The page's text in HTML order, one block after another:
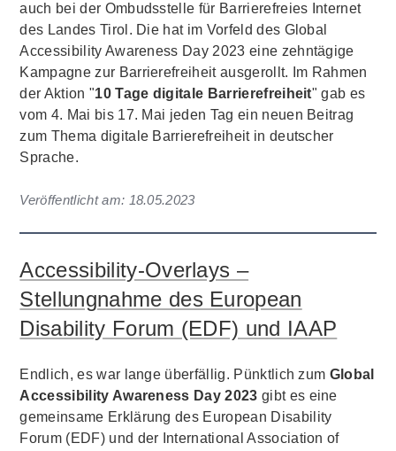
auch bei der Ombudsstelle für Barrierefreies Internet
des Landes Tirol. Die hat im Vorfeld des Global
Accessibility Awareness Day 2023 eine zehntägige
Kampagne zur Barrierefreiheit ausgerollt. Im Rahmen
der Aktion "10 Tage digitale Barrierefreiheit" gab es
vom 4. Mai bis 17. Mai jeden Tag ein neuen Beitrag
zum Thema digitale Barrierefreiheit in deutscher
Sprache.
Veröffentlicht am: 18.05.2023
Accessibility-Overlays –
Stellungnahme des European
Disability Forum (EDF) und IAAP
Endlich, es war lange überfällig. Pünktlich zum Global
Accessibility Awareness Day 2023 gibt es eine
gemeinsame Erklärung des European Disability
Forum (EDF) und der International Association of